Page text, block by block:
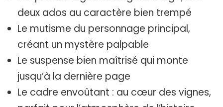
deux ados au caractère bien trempé
Le mutisme du personnage principal,
créant un mystère palpable
Le suspense bien maîtrisé qui monte
jusqu’à la dernière page
Le cadre envoûtant : au cœur des vignes,